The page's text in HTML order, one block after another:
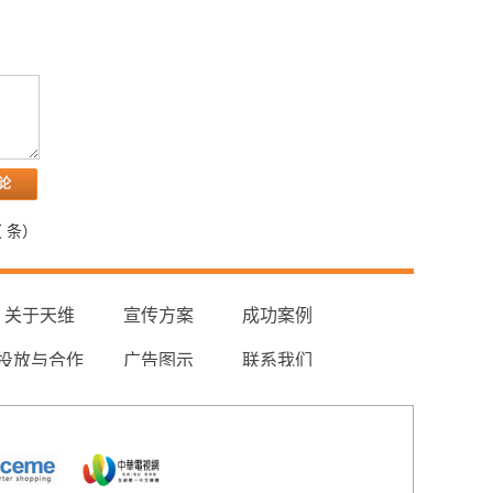
条）
关于天维 宣传方案 成功案例
放与合作 广告图示 联系我们